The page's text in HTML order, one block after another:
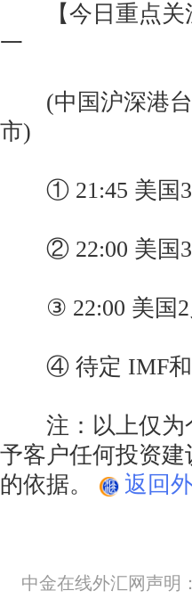
【今日重点关注
一
(中国沪深港台
市)
① 21:45 美国3
② 22:00 美国3
③ 22:00 美国2
④ 待定 IMF和
注：以上仅为
予客户任何投资
的依据。
返回
中金在线外汇网声明